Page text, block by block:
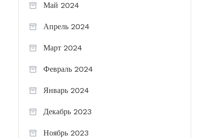
Май 2024
Апрель 2024
Март 2024
Февраль 2024
Январь 2024
Декабрь 2023
Ноябрь 2023